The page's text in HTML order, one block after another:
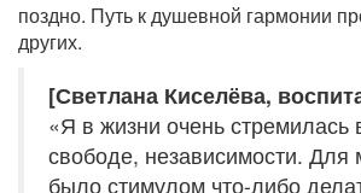
поздно. Путь к душевной гармонии
других.
[Светлана Киселёва,
«Я в жизни очень стремилась
свободе, независимости. Для
было стимулом что-либо